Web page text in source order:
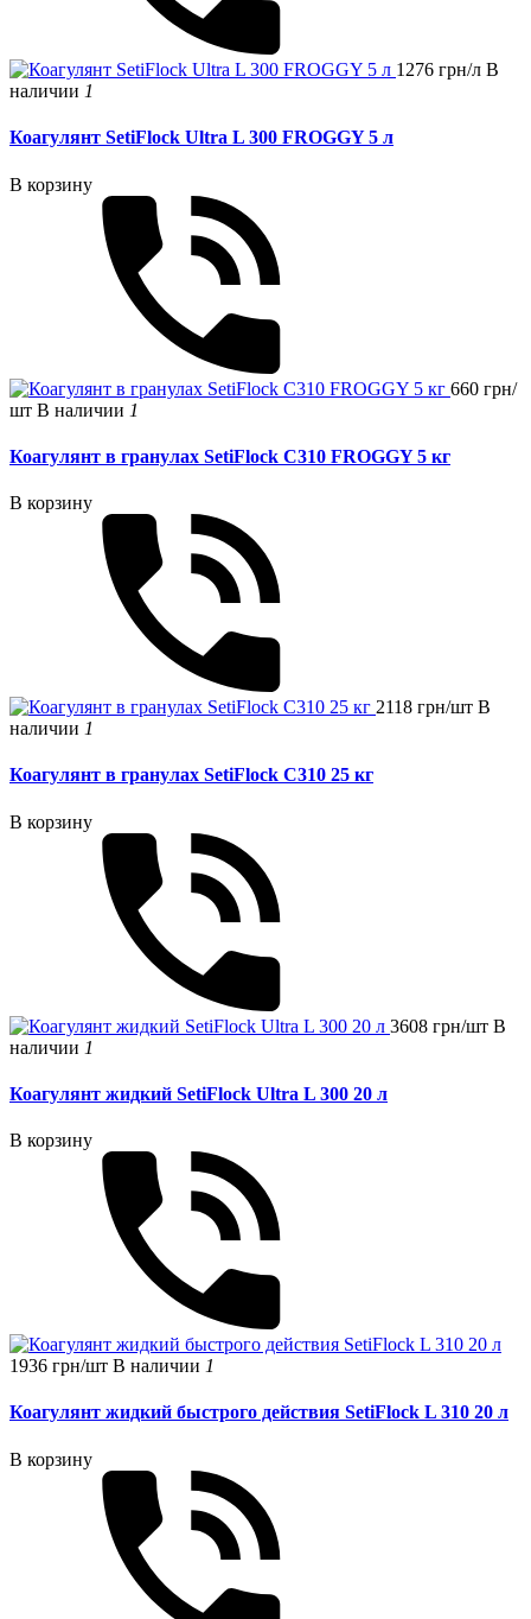
1276 грн/л В
наличии 1
Коагулянт SetiFlock Ultra L 300 FROGGY 5 л
В корзину
660 грн/
шт В наличии 1
Коагулянт в гранулах SetiFlock C310 FROGGY 5 кг
В корзину
2118 грн/шт В
наличии 1
Коагулянт в гранулах SetiFlock C310 25 кг
В корзину
3608 грн/шт В
наличии 1
Коагулянт жидкий SetiFlock Ultra L 300 20 л
В корзину
1936 грн/шт В наличии 1
Коагулянт жидкий быстрого действия SetiFlock L 310 20 л
В корзину